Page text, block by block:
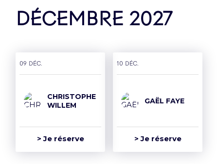
décembre 2027
09 déc.
CHRISTOPHE
WILLEM
> Je réserve
10 déc.
GAËL FAYE
> Je réserve